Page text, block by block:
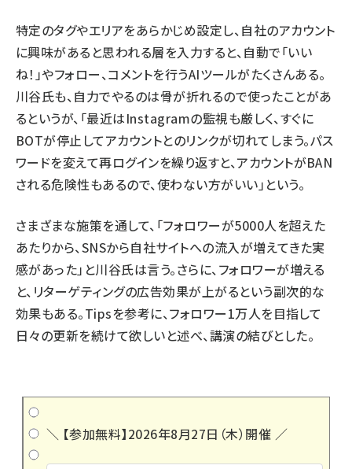
特定のタグやエリアをあらかじめ設定し、自社のアカウント
に興味があると思われる層を入力すると、自動で「いい
ね！」やフォロー、コメントを行うAIツールがたくさんある。
川谷氏も、自力でやるのは骨が折れるので使ったことがあ
るというが、「最近はInstagramの監視も厳しく、すぐに
BOTが停止してアカウントとのリンクが切れてしまう。パス
ワードを変えて再ログインを繰り返すと、アカウントがBAN
される危険性もあるので、使わない方がいい」という。
さまざまな施策を通して、「フォロワーが5000人を超えた
あたりから、SNSから自社サイトへの流入が増えてきた実
感があった」と川谷氏は言う。さらに、フォロワーが増える
と、リターゲティングの広告効果が上がるという副次的な
効果もある。Tipsを参考に、フォロワー1万人を目指して
日々の更新を続けて欲しいと述べ、講演の結びとした。
＼ 【参加無料】2026年8月27日（木）開催 ／